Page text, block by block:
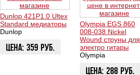
Dunlop 421P1.0 Ultex
Standard медиаторы
Dunlop
Цена: 359 руб.
Olympia EGS 860
008-038 Nickel
Wound струны для
электро гитары
Olympia
Цена: 288 руб.